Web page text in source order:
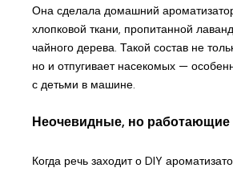
Она сделала домашний
хлопковой ткани, пропитанной
чайного дерева. Такой состав не
но и отпугивает насекомых —
с детьми в машине.
Неочевидные, но работающие
Когда речь заходит о DIY